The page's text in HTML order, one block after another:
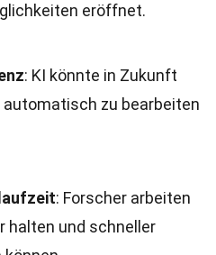
eröffnet.
: KI könnte in Zukunft
zu bearbeiten
: Forscher arbeiten
halten und schneller